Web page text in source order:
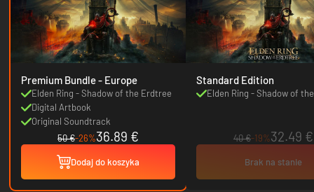
Premium Bundle - Europe
Elden Ring - Shadow of the Erdtree
Digital Artbook
Original Soundtrack
50 €-26%36.89 €
Dodaj do koszyka
Standard Edition
Elden Ring - Shadow of
40 €-19%32.49 €
Brak na stanie